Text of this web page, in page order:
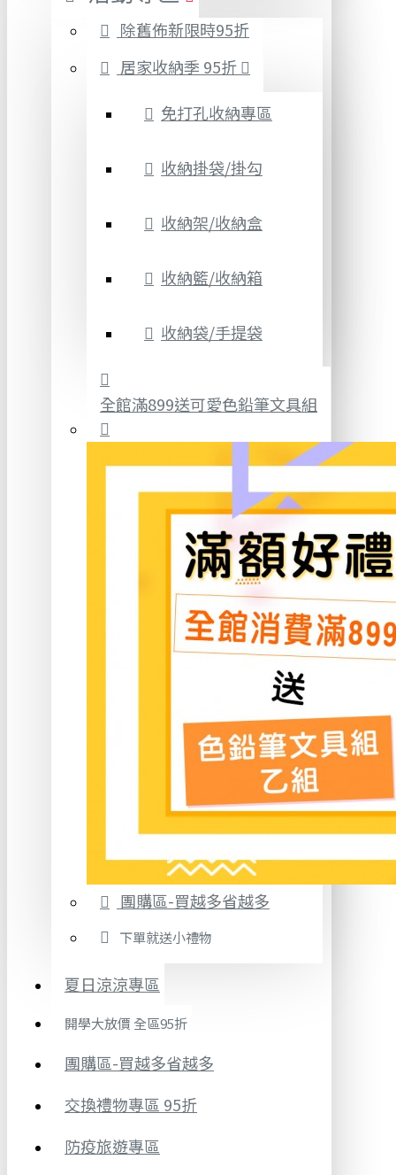
除舊佈新限時95折
居家收納季 95折
免打孔收納專區
收納掛袋/掛勾
收納架/收納盒
收納籃/收納箱
收納袋/手提袋
全館滿899送可愛色鉛筆文具組
團購區-買越多省越多
下單就送小禮物
夏日涼涼專區
開學大放價 全區95折
團購區-買越多省越多
交換禮物專區 95折
防疫旅遊專區